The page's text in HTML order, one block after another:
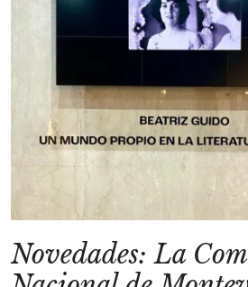
Novedades: La